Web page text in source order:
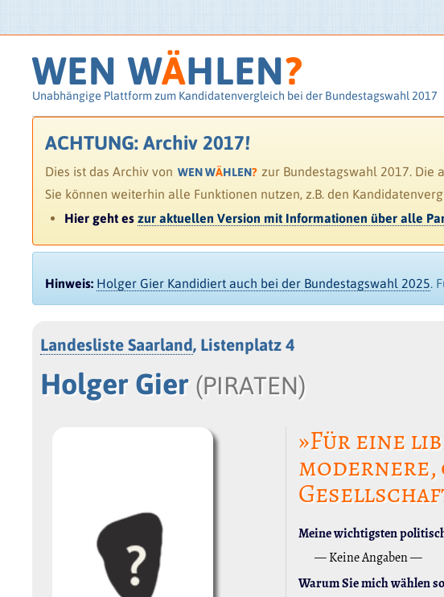
WEN WÄHLEN?
Unabhängige Plattform zum Kandidatenvergleich bei der Bundestagswahl 2017
ACHTUNG: Archiv 2017!
Dies ist das Archiv von WEN WÄHLEN? zur Bundestagswahl 2017.
Sie können weiterhin alle Funktionen nutzen, z.B. den
Hier geht eszur aktuellen Version mit Informationen über alle
Hinweis: Holger Gier Kandidiert auch bei der Bundestagswahl 2025 .
Landesliste Saarland, Listenplatz 4
Holger Gier (PIRATEN)
»Für eine
Meine wichtigsten
— Keine Angaben —
Warum Sie mich wählen